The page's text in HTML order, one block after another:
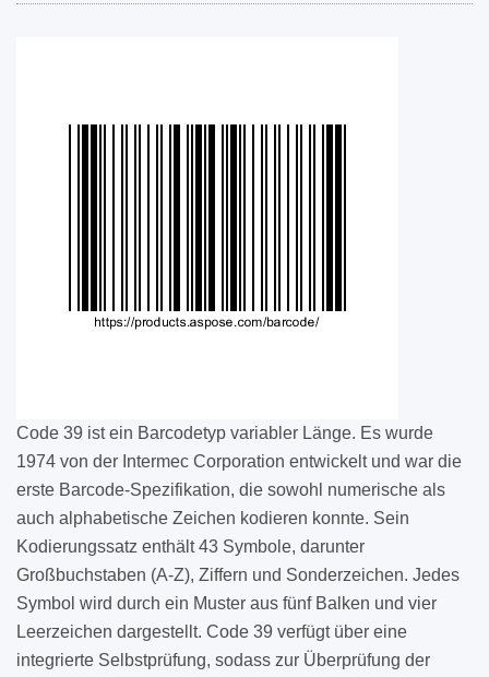
Code 39 ist ein Barcodetyp variabler Länge. Es wurde
1974 von der Intermec Corporation entwickelt und war die
erste Barcode-Spezifikation, die sowohl numerische als
auch alphabetische Zeichen kodieren konnte. Sein
Kodierungssatz enthält 43 Symbole, darunter
Großbuchstaben (A-Z), Ziffern und Sonderzeichen. Jedes
Symbol wird durch ein Muster aus fünf Balken und vier
Leerzeichen dargestellt. Code 39 verfügt über eine
integrierte Selbstprüfung, sodass zur Überprüfung der